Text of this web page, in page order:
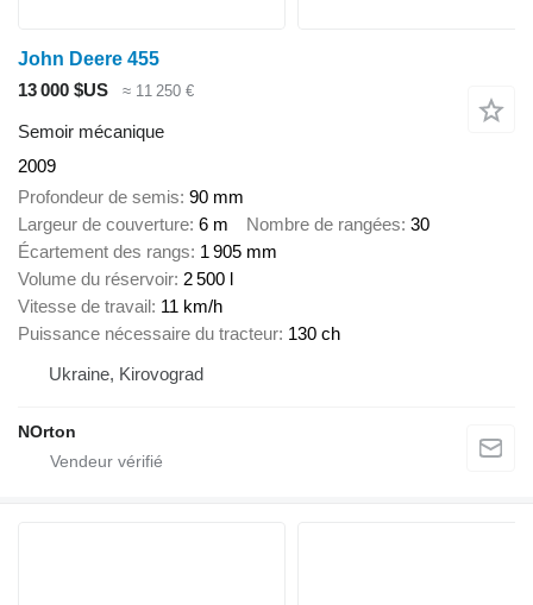
John Deere 455
13 000 $US
≈ 11 250 €
Semoir mécanique
2009
Profondeur de semis 90 mm
Largeur de couverture 6 m Nombre de rangées 30
Écartement des rangs 1 905 mm
Volume du réservoir 2 500 l
Vitesse de travail 11 km/h
Puissance nécessaire du tracteur 130 ch
Ukraine, Kirovograd
NOrton